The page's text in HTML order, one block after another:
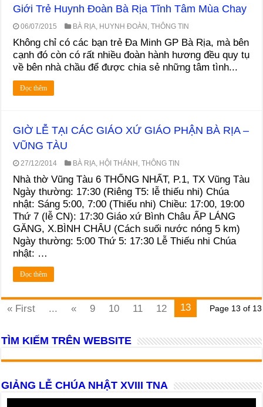
Giới Trẻ Huynh Đoàn Bà Rịa Tĩnh Tâm Mùa Chay
06/07/2015 BÀ RỊA HUYNH ĐOÀN ,THÔNG TIN
Không chỉ có các bạn trẻ Đa Minh GP Bà Rịa, mà bên
cạnh đó còn có rất nhiều đoàn hành hương đều quy tụ
về bên nhà chầu để được chia sẻ những tâm tình...
Đọc thêm
GIỜ LỄ TẠI CÁC GIÁO XỨ GIÁO PHẬN BÀ RỊA –
VŨNG TÀU
27/12/2014 BÀ RỊA HỘI THÁNH ,THÔNG TIN
Nhà thờ Vũng Tàu 6 THỐNG NHẤT, P.1, TX Vũng Tàu
Ngày thường: 17:30 (Riêng T5: lễ thiếu nhi) Chúa
nhật: Sáng 5:00, 7:00 (Thiếu nhi) Chiều: 17:00, 19:00
Thứ 7 (lễ CN): 17:30 Giáo xứ Bình Châu ẤP LÁNG
GĂNG, X.BÌNH CHÂU (Cách suối nước nóng 5 km)
Ngày thường: 5:00 Thứ 5: 17:30 Lễ Thiếu nhi Chúa
nhật: …
Đọc thêm
Page 13 of 13
« First ... « 9 10 11 12 13
TÌM KIẾM TRÊN WEBSITE
GIẢNG LỄ CHÚA NHẬT XVIII TNA